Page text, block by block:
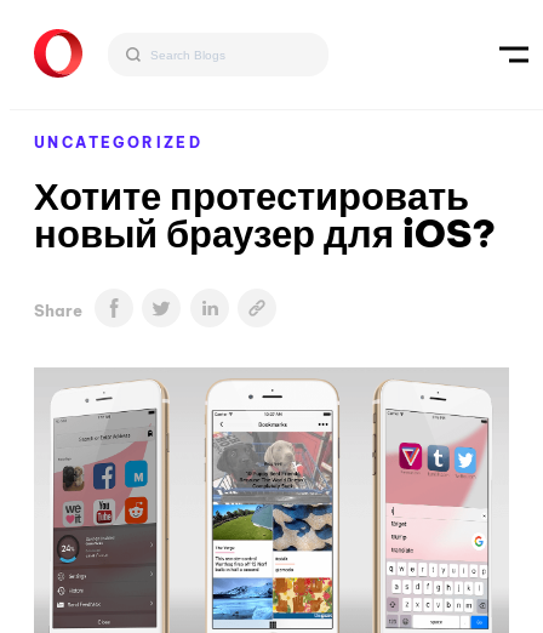
UNCATEGORIZED
Хотите протестировать
новый браузер для iOS?
Share